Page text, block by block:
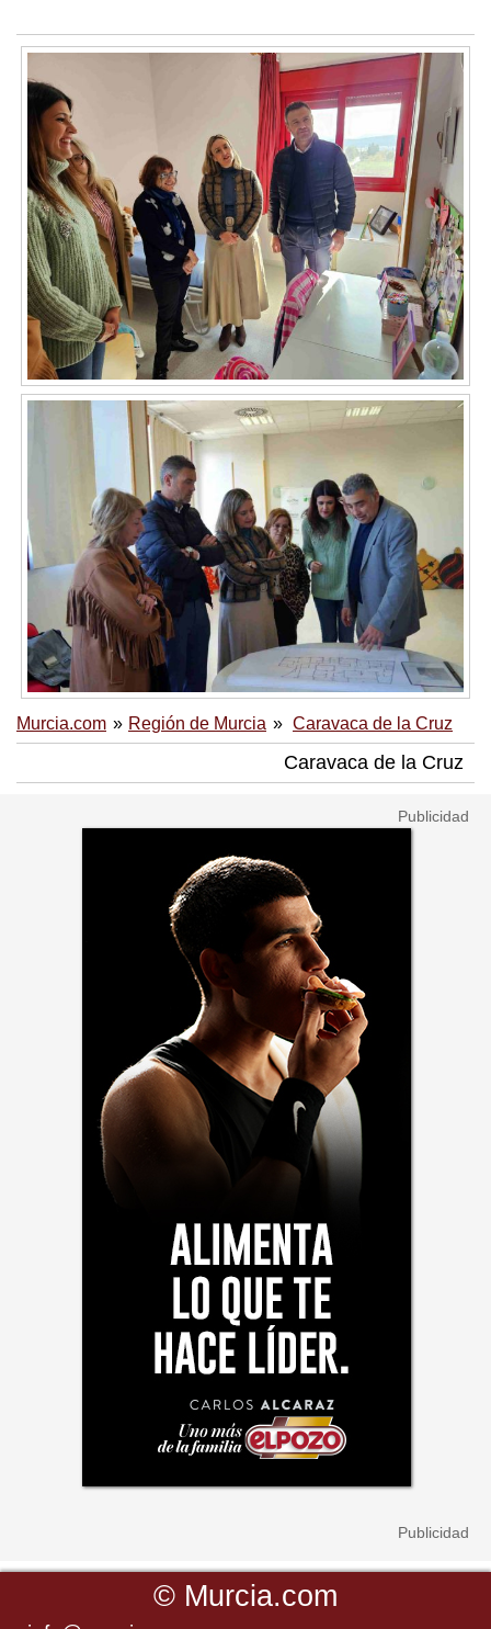
Murcia.com Región de Murcia Caravaca de la Cruz
Caravaca de la Cruz
© Murcia.com